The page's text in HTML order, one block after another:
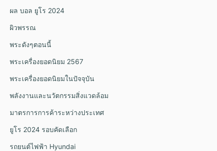
ผล บอล ยูโร 2024
ผิวพรรณ
พระดังๆตอนนี้
พระเครื่องยอดนิยม 2567
พระเครื่องยอดนิยมในปัจจุบัน
พลังงานและนวัตกรรมสิ่งแวดล้อม
มาตรการการค้าระหว่างประเทศ
ยูโร 2024 รอบคัดเลือก
รถยนต์ไฟฟ้า Hyundai